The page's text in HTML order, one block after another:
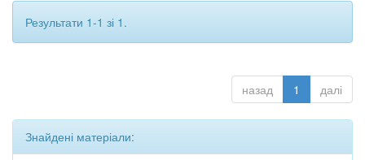
Результати 1-1 зі 1.
назад 1 далі
Знайдені матеріали: